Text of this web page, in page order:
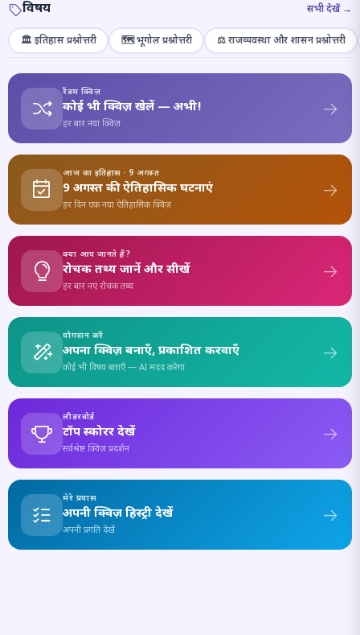
विषय सभी देखें →
🏛️ इतिहास प्रश्नोत्तरी 🗺️ भूगोल प्रश्नोत्तरी ⚖️ राजव्यवस्था और शासन प्रश्नोत्तरी
रैंडम क्विज़
कोई भी क्विज़ खेलें — अभी!
हर बार नया क्विज़
आज का इतिहास · 9 अगस्त
9 अगस्त की ऐतिहासिक घटनाएं
हर दिन एक नया ऐतिहासिक क्विज़
क्या आप जानते हैं?
रोचक तथ्य जानें और सीखें
हर बार नए रोचक तथ्य
योगदान करें
अपना क्विज़ बनाएँ, प्रकाशित करवाएँ
कोई भी विषय बताएँ — AI मदद करेगा
लीडरबोर्ड
टॉप स्कोरर देखें
सर्वश्रेष्ठ क्विज़ प्रदर्शन
मेरे प्रयास
अपनी क्विज़ हिस्ट्री देखें
अपनी प्रगति देखें